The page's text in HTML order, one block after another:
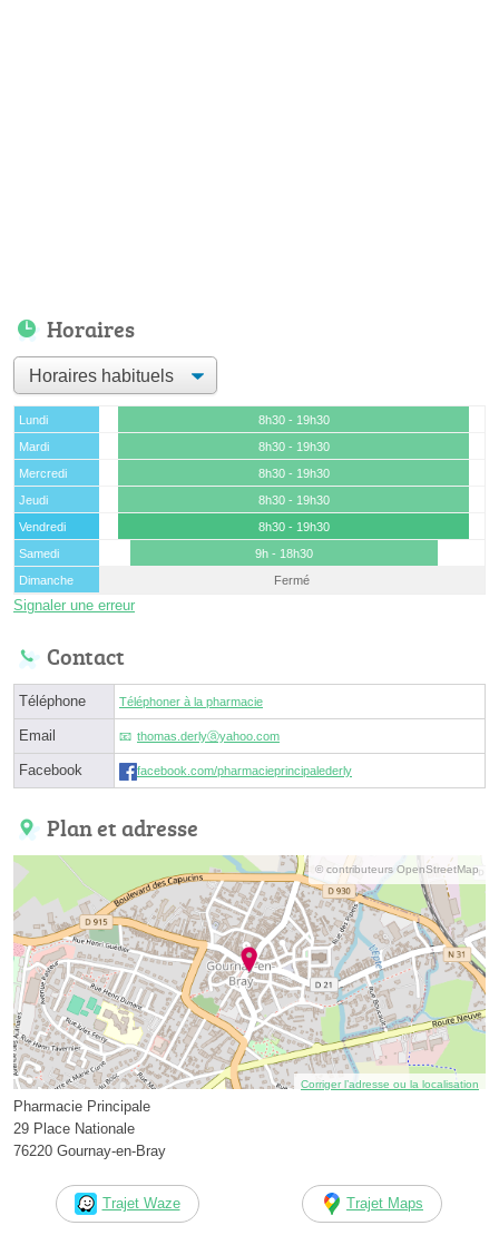
Horaires
Lundi
8h30 - 19h30
Mardi
8h30 - 19h30
Mercredi
8h30 - 19h30
Jeudi
8h30 - 19h30
Vendredi
8h30 - 19h30
Samedi
9h - 18h30
Dimanche
Fermé
Signaler une erreur
Contact
Téléphone Téléphoner à la pharmacie
Email thomas.derlyⓐyahoo.com
Facebook facebook.com/pharmacieprincipalederly
Plan et adresse
© contributeurs OpenStreetMap
Corriger l’adresse ou la localisation
Pharmacie Principale
29 Place Nationale
76220 Gournay-en-Bray
Trajet Waze Trajet Maps